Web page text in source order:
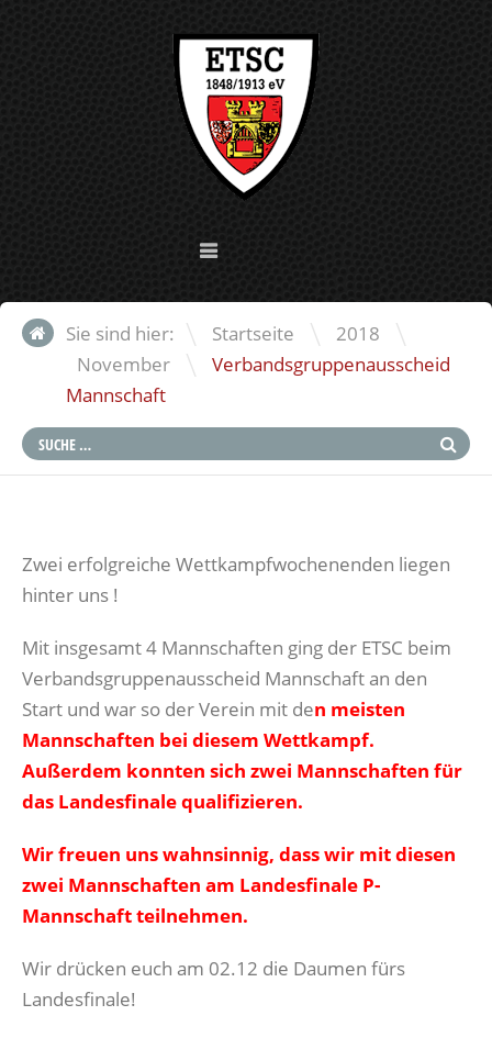
Sie sind hier: Startseite \ 2018 \
November \
Verbandsgruppenausscheid
Mannschaft
Zwei erfolgreiche Wettkampfwochenenden liegen
hinter uns !
Mit insgesamt 4 Mannschaften ging der ETSC beim
Verbandsgruppenausscheid Mannschaft an den
Start und war so der Verein mit den meisten
Mannschaften bei diesem Wettkampf.
Außerdem konnten sich zwei Mannschaften für
das Landesfinale qualifizieren.
Wir freuen uns wahnsinnig, dass wir mit diesen
zwei Mannschaften am Landesfinale P-
Mannschaft teilnehmen.
Wir drücken euch am 02.12 die Daumen fürs
Landesfinale!